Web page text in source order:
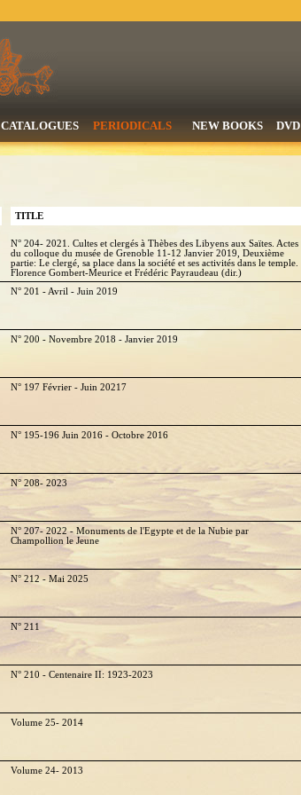
CATALOGUES PERIODICALS NEW BOOKS DVD
TITLE
N° 204- 2021. Cultes et clergés à Thèbes des Libyens aux Saïtes. Actes
du colloque du musée de Grenoble 11-12 Janvier 2019, Deuxième
partie: Le clergé, sa place dans la société et ses activités dans le temple.
Florence Gombert-Meurice et Frédéric Payraudeau (dir.)
N° 201 - Avril - Juin 2019
N° 200 - Novembre 2018 - Janvier 2019
N° 197 Février - Juin 20217
N° 195-196 Juin 2016 - Octobre 2016
N° 208- 2023
N° 207- 2022 - Monuments de l'Egypte et de la Nubie par
Champollion le Jeune
N° 212 - Mai 2025
N° 211
N° 210 - Centenaire II: 1923-2023
Volume 25- 2014
Volume 24- 2013